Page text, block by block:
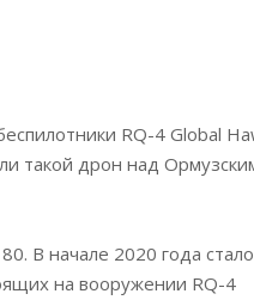
RQ-4 Global
такой дрон над
В начале 2020 года стало
на вооружении RQ-4